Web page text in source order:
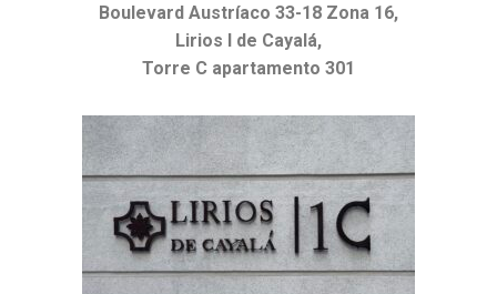
Boulevard Austríaco 33-18 Zona 16,
Lirios I de Cayalá,
Torre C apartamento 301